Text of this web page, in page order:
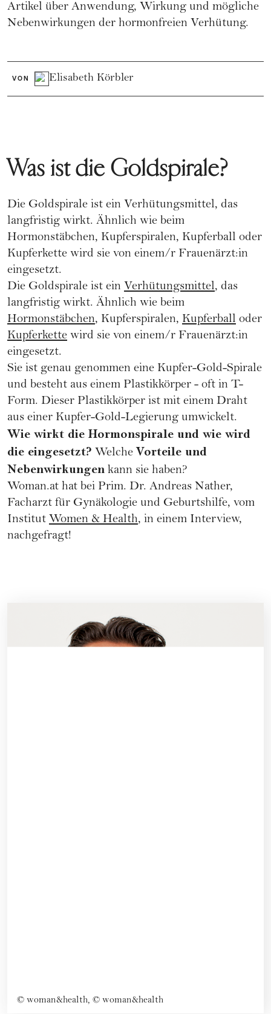
Artikel über Anwendung, Wirkung und mögliche
Nebenwirkungen der hormonfreien Verhütung.
VON Elisabeth Körbler
Was ist die Goldspirale?
Die Goldspirale ist ein Verhütungsmittel, das
langfristig wirkt. Ähnlich wie beim
Hormonstäbchen, Kupferspiralen, Kupferball oder
Kupferkette wird sie von einem/r Frauenärzt:in
eingesetzt.
Die Goldspirale ist ein Verhütungsmittel, das
langfristig wirkt. Ähnlich wie beim
Hormonstäbchen, Kupferspiralen, Kupferball oder
Kupferkette wird sie von einem/r Frauenärzt:in
eingesetzt.
Sie ist genau genommen eine Kupfer-Gold-Spirale
und besteht aus einem Plastikkörper - oft in T-
Form. Dieser Plastikkörper ist mit einem Draht
aus einer Kupfer-Gold-Legierung umwickelt.
Wie wirkt die Hormonspirale und wie wird
die eingesetzt? Welche Vorteile und
Nebenwirkungen kann sie haben?
Woman.at hat bei Prim. Dr. Andreas Nather,
Facharzt für Gynäkologie und Geburtshilfe, vom
Institut Women & Health, in einem Interview,
nachgefragt!
© woman&health, © woman&health